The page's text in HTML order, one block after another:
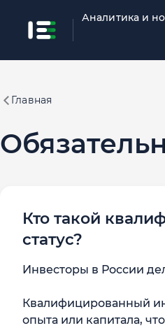
Аналитика и
Главная
Кто такой
статус?
Инвесторы в России
Квалифицированный
опыта или капитала,